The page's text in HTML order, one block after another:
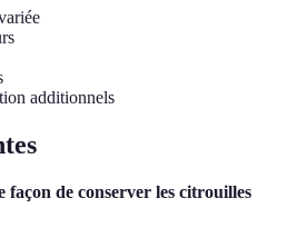
additionnels
façon de conserver les citrouilles